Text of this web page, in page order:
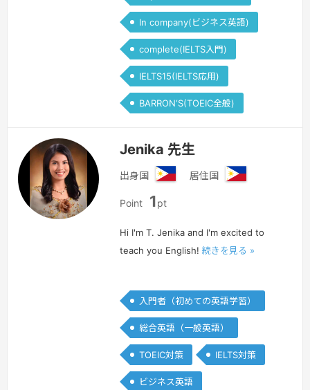
In company(ビジネス英語)
complete(IELTS入門)
IELTS15(IELTS応用)
BARRON‘S(TOEIC全般)
Jenika 先生
出身国
ィ
ピ
ン
居住国
ピ
ン
Point 1pt
Hi I'm T. Jenika and I'm excited to
teach you English! 続きを見る »
入門者（初めての英語学習）
総合英語（一般英語）
TOEIC対策 IELTS対策
ビジネス英語